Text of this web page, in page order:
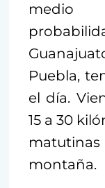
medio
Puebla,
el día.
15 a 30
montaña.